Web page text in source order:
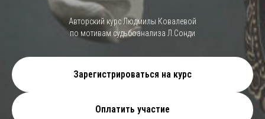
Авторский курс Людмилы Ковалевой
по мотивам судьбоанализа Л.Сонди
Зарегистрироваться на курс
Оплатить участие